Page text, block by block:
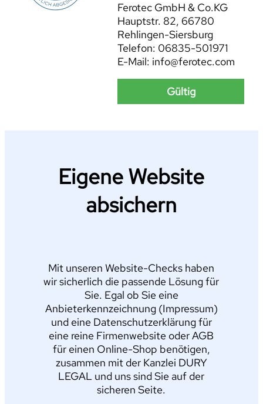
Ferotec GmbH & Co.KG
Hauptstr. 82, 66780
Rehlingen-Siersburg
Telefon: 06835-501971
E-Mail: info@ferotec.com
Gültig
Eigene Website
absichern
Mit unseren Website-Checks haben
wir sicherlich die passende Lösung für
Sie. Egal ob Sie eine
Anbieterkennzeichnung (Impressum)
und eine Datenschutzerklärung für
eine reine Firmenwebsite oder AGB
für einen Online-Shop benötigen,
zusammen mit der Kanzlei DURY
LEGAL und uns sind Sie auf der
sicheren Seite.